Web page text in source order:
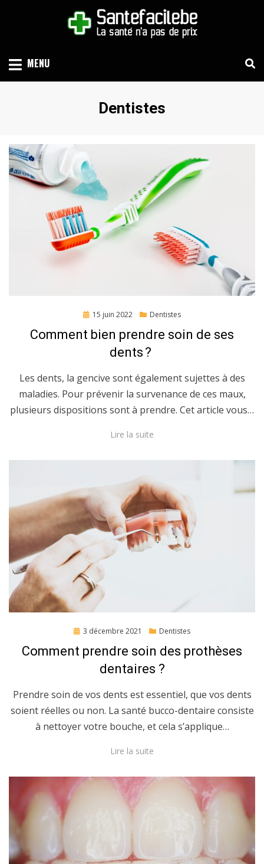
MENU
Catégorie
:
Dentistes
Posted
15 juin 2022 Dentistes
Comment bien prendre soin de ses
dents ?
Les dents, la gencive sont également sujettes à des
maladies. Pour prévenir la survenance de ces maux,
plusieurs dispositions sont à prendre. Cet article vous…
Lire la suite
Posted
3 décembre 2021 Dentistes
Comment prendre soin des prothèses
dentaires ?
Prendre soin de vos dents est essentiel, que vos dents
soient réelles ou non. La santé bucco-dentaire consiste
à nettoyer votre bouche, et cela s’applique…
Lire la suite